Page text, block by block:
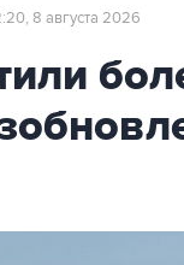
8 августа 2026